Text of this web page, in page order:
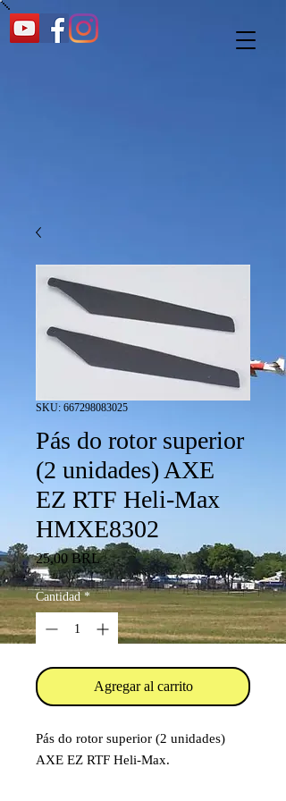
SKU: 667298083025
Pás do rotor superior
(2 unidades) AXE
EZ RTF Heli-Max
HMXE8302
25,00 BRLPrecio
Cantidad *
Agregar al carrito
Pás do rotor superior (2 unidades)
AXE EZ RTF Heli-Max.